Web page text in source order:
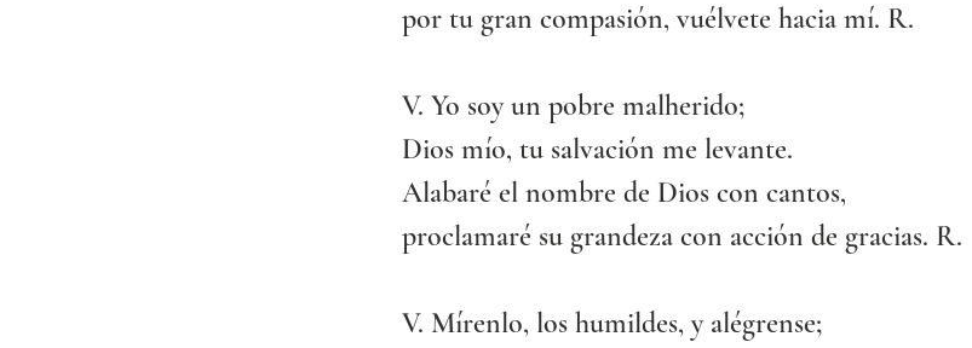
por tu gran compasión, vuélvete hacia mí. R.
V. Yo soy un pobre malherido;
Dios mío, tu salvación me levante.
Alabaré el nombre de Dios con cantos,
proclamaré su grandeza con acción de gracias. R.
V. Mírenlo, los humildes, y alégrense;